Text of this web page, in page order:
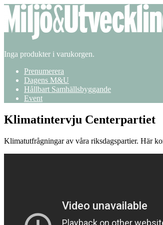
Inga produkter i varukorgen.
Prenumerera
Dagens M&U
Hållbart Samhällsbyggande
Event
Klimatintervju Centerpartiet
Klimatutfrågningar av våra riksdagspartier. Här